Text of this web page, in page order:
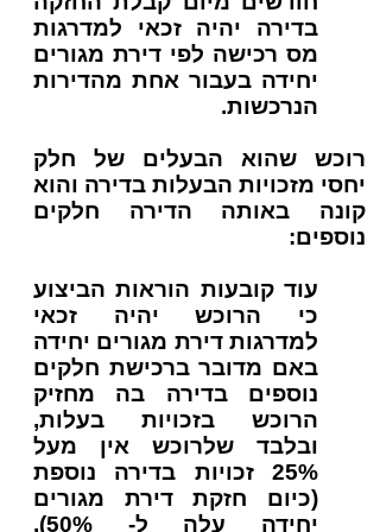
בדירה יהיה זכאי למדרגות
מס רכישה לפי דירת מגורים
יחידה בעבור אחת מהדירות
הנרכשות.
רוכש שהוא הבעלים של חלק
יחסי מזכויות הבעלות בדירה והוא
קונה באותה הדירה חלקים
נוספים:
עוד קובעות הוראות הביצוע
כי הרוכש יהיה זכאי
למדרגות דירת מגורים יחידה
באם מדובר ברכישת חלקים
נוספים בדירה בה מחזיק
הרוכש בזכויות בעלות,
ובלבד שלרוכש אין מעל
25% זכויות בדירה נוספת
(כיום חזקת דירת מגורים
יחידה עלה ל- 50%)​.